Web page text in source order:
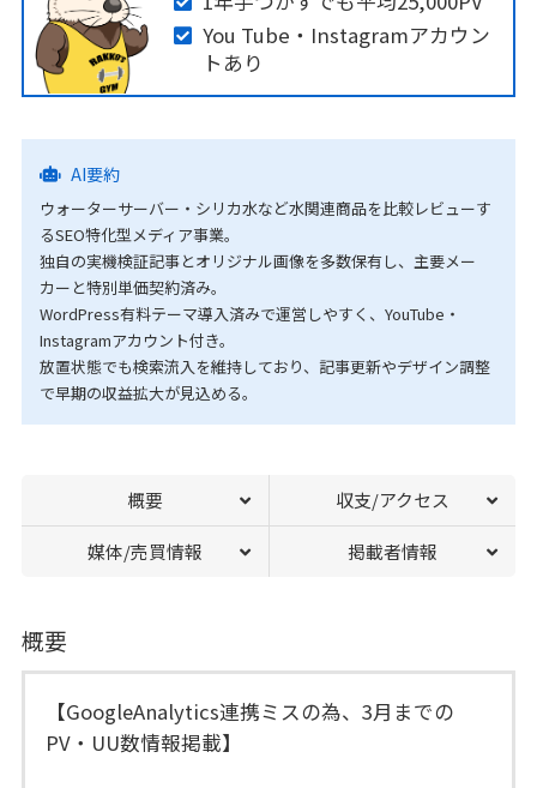
You Tube・Instagramアカウン
トあり
AI要約
ウォーターサーバー・シリカ水など水関連商品を比較レビューす
るSEO特化型メディア事業。
独自の実機検証記事とオリジナル画像を多数保有し、主要メー
カーと特別単価契約済み。
WordPress有料テーマ導入済みで運営しやすく、YouTube・
Instagramアカウント付き。
放置状態でも検索流入を維持しており、記事更新やデザイン調整
で早期の収益拡大が見込める。
概要 収支/アクセス
媒体/売買情報 掲載者情報
概要
【GoogleAnalytics連携ミスの為、3月までの
PV・UU数情報掲載】